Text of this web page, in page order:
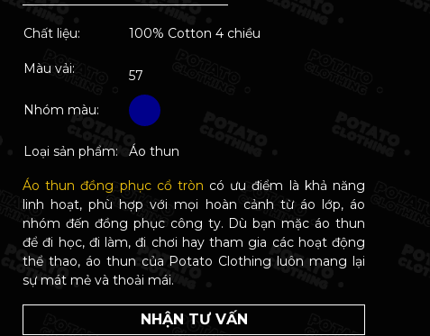
Chất liệu: 100% Cotton 4 chiều
Màu vải: 57
Nhóm màu:
Loại sản phẩm: Áo thun
Áo thun đồng phục cổ tròn có ưu điểm là khả năng
linh hoạt, phù hợp với mọi hoàn cảnh từ áo lớp, áo
nhóm đến đồng phục công ty. Dù bạn mặc áo thun
để đi học, đi làm, đi chơi hay tham gia các hoạt động
thể thao, áo thun của Potato Clothing luôn mang lại
sự mát mẻ và thoải mái.
NHẬN TƯ VẤN